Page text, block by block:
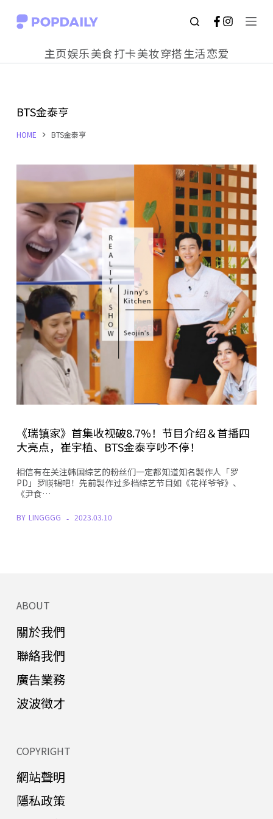
S
o
c
n
t
e
主页娱乐美食打卡美妆穿搭生活恋爱
BTS金泰亨
HOME BTS金泰亨
《瑞镇家》首集收视破8.7%！节目介绍＆首播四
大亮点，崔宇植、BTS金泰亨吵不停！
相信有在关注韩国综艺的粉丝们一定都知道知名製作人「罗
PD」罗䁐锡吧！先前製作过多档综艺节目如《花样爷爷》、
《尹食…
BY LINGGGG 2023.03.10
ABOUT
關於我們
聯絡我們
廣告業務
波波徵才
COPYRIGHT
網站聲明
隱私政策